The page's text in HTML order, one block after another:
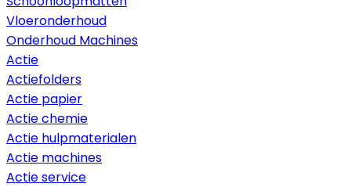
Vloeronderhoud
Onderhoud Machines
Actie
Actiefolders
Actie papier
Actie chemie
Actie hulpmaterialen
Actie machines
Actie service